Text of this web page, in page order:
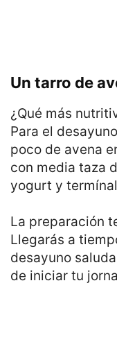
Un tarro de
¿Qué más
Para el
poco de avena
con media taza
yogurt y
La preparación
Llegarás a
desayuno
de iniciar tu